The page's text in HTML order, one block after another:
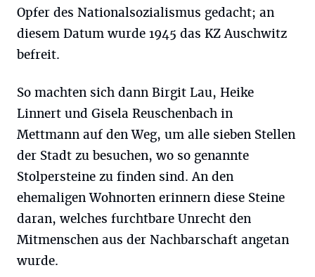
Opfer des Nationalsozialismus gedacht; an
diesem Datum wurde 1945 das KZ Auschwitz
befreit.
So machten sich dann Birgit Lau, Heike
Linnert und Gisela Reuschenbach in
Mettmann auf den Weg, um alle sieben Stellen
der Stadt zu besuchen, wo so genannte
Stolpersteine zu finden sind. An den
ehemaligen Wohnorten erinnern diese Steine
daran, welches furchtbare Unrecht den
Mitmenschen aus der Nachbarschaft angetan
wurde.